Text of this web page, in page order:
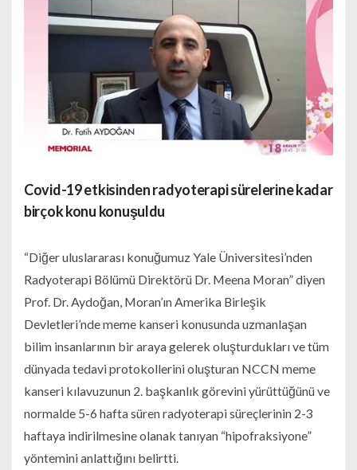
Covid-19 etkisinden radyoterapi sürelerine kadar
birçok konu konuşuldu
“Diğer uluslararası konuğumuz Yale Üniversitesi’nden
Radyoterapi Bölümü Direktörü Dr. Meena Moran” diyen
Prof. Dr. Aydoğan, Moran’ın Amerika Birleşik
Devletleri’nde meme kanseri konusunda uzmanlaşan
bilim insanlarının bir araya gelerek oluşturdukları ve tüm
dünyada tedavi protokollerini oluşturan NCCN meme
kanseri kılavuzunun 2. başkanlık görevini yürüttüğünü ve
normalde 5-6 hafta süren radyoterapi süreçlerinin 2-3
haftaya indirilmesine olanak tanıyan “hipofraksiyone”
yöntemini anlattığını belirtti.